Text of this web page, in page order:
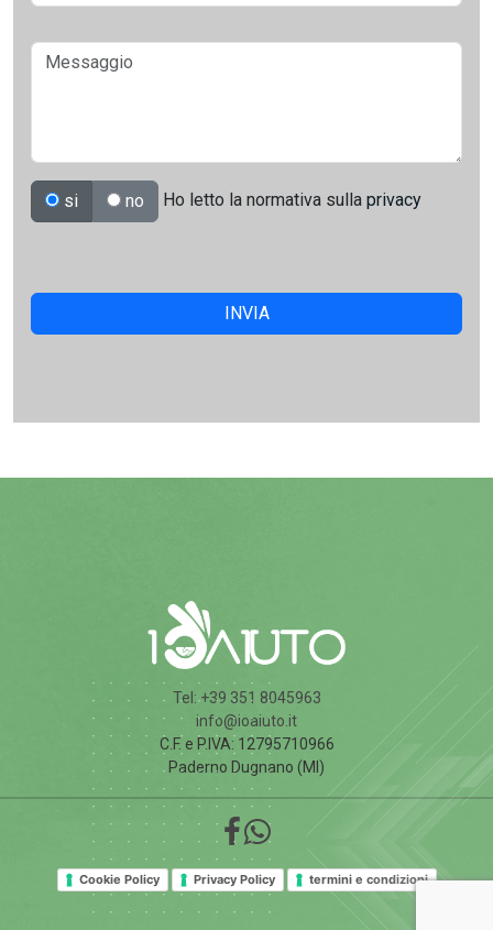
si no Ho letto la normativa sulla privacy
Tel: +39 351 8045963
info@ioaiuto.it
C.F. e P.IVA: 12795710966
Paderno Dugnano (MI)
Cookie Policy Privacy Policy termini e condizioni